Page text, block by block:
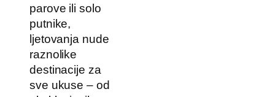
parove ili solo
putnike,
ljetovanja nude
raznolike
destinacije za
sve ukuse – od